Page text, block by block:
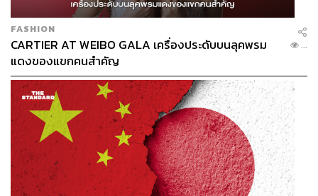
นักเตะทุกคนที่เข้ามาในสโมสรแห่งนี้ก็เข้าใจปรัชญานี้เช่น
กัน พวกเขาถูกคาดหวังให้สร้างตำนานต่อจากผู้ที่มาก่อน
และนั่นคือสาเหตุที่นักเตะที่มาก่อนมีความกระหายแชมป์
มากขึ้นทุกปี
FASHION
CARTIER AT WEIBO GALA เครื่องประดับบนลุคพรม
แดงของแขกคนสำคัญ
...